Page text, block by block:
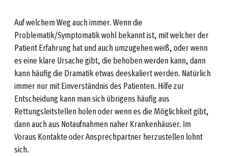
Auf welchem Weg auch immer. Wenn die
Problematik/Symptomatik wohl bekannt ist, mit welcher der
Patient Erfahrung hat und auch umzugehen weiß, oder wenn
es eine klare Ursache gibt, die behoben werden kann, dann
kann häufig die Dramatik etwas deeskaliert werden. Natürlich
immer nur mit Einverständnis des Patienten. Hilfe zur
Entscheidung kann man sich übrigens häufig aus
Rettungsleitstellen holen oder wenn es die Möglichkeit gibt,
dann auch aus Notaufnahmen naher Krankenhäuser. Im
Voraus Kontakte oder Ansprechpartner herzustellen lohnt
sich.